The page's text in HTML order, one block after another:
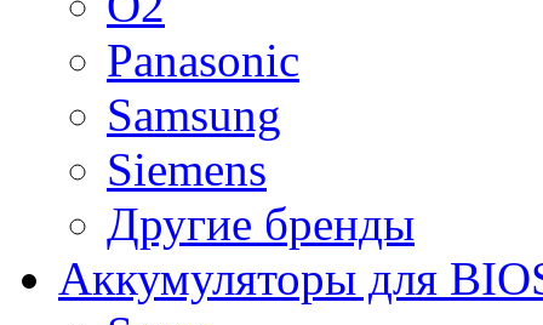
Panasonic
Samsung
Siemens
Другие бренды
Аккумуляторы для